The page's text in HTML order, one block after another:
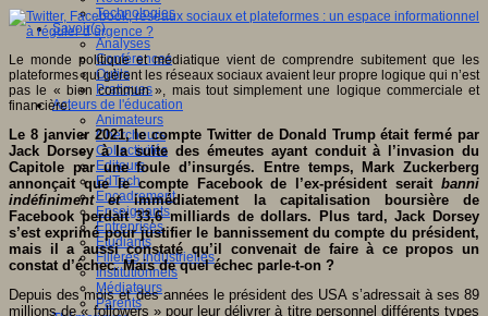
Technologies
Savoir(s)
Analyses
Conférences
Outils
Pratiques
Acteurs de l'éducation
Animateurs
Chercheurs
Collectivités
Editeurs
EdTech
Encadrement
Enseignants
Entreprises
Etudiants
Filières industrielles
Institutionnels
Médiateurs
Parents
Le monde politique et médiatique vient de comprendre subitement que les
plateformes qui gèrent les réseaux sociaux avaient leur propre logique qui n’est
pas le « bien commun », mais tout simplement une logique commerciale et
financière.
Le 8 janvier 2021, le compte Twitter de Donald Trump était fermé par
Jack Dorsey à la suite des émeutes ayant conduit à l’invasion du
Capitole par une foule d’insurgés. Entre temps, Mark Zuckerberg
annonçait que le compte Facebook de l’ex-président serait banni
indéfiniment etimmédiatement la capitalisation boursière de
Facebook perdait 33,6 milliards de dollars. Plus tard, Jack Dorsey
s’est exprimé pour justifier le bannissement du compte du président,
mais il a aussi constaté qu’il convenait de faire à ce propos un
constat d’échec. Mais de quel échec parle-t-on ?
Depuis des mois et des années le président des USA s’adressait à ses 89
millions de « followers » pour leur délivrer à titre personnel différents types